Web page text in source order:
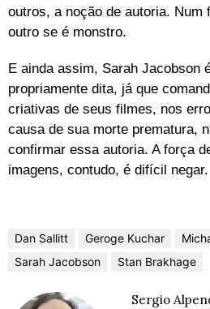
outros, a noção de autoria. Num
outro se é monstro.
E ainda assim, Sarah Jacobson
propriamente dita, já que
criativas de seus filmes, nos
causa de sua morte prematura,
confirmar essa autoria. A força
imagens, contudo, é difícil negar.
Dan Sallitt Geroge Kuchar
Sarah Jacobson
Stan Brakhage
Sergio